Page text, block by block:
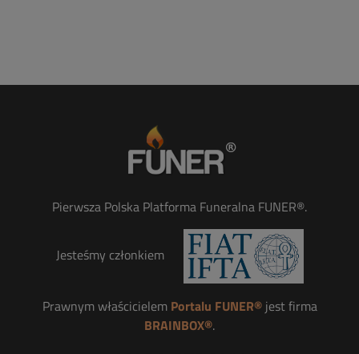
Pierwsza Polska Platforma Funeralna FUNER®.
Jesteśmy członkiem
Prawnym właścicielem Portalu FUNER®jest firma
BRAINBOX®.